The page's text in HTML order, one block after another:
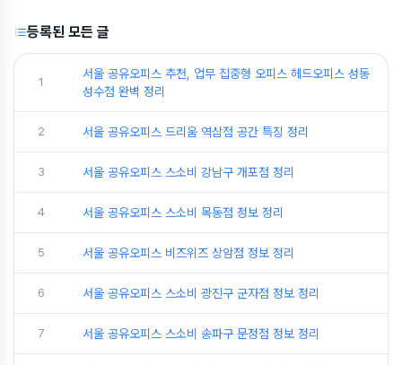
등록된 모든 글
1
서울 공유오피스 추천, 업무 집중형 오피스 헤드오피스 성동
성수점 완벽 정리
2 서울 공유오피스 드리움 역삼점 공간 특징 정리
3 서울 공유오피스 스소비 강남구 개포점 정리
4 서울 공유오피스 스소비 목동점 정보 정리
5 서울 공유오피스 비즈위즈 상암점 정보 정리
6 서울 공유오피스 스소비 광진구 군자점 정보 정리
7 서울 공유오피스 스소비 송파구 문정점 정보 정리